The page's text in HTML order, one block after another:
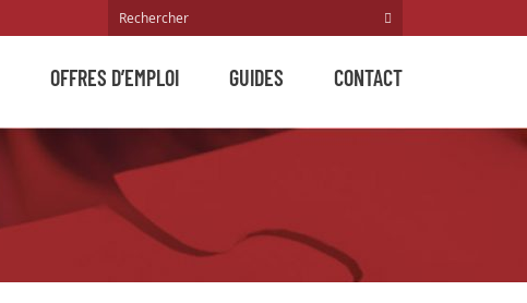
OFFRES D’EMPLOI GUIDES CONTACT